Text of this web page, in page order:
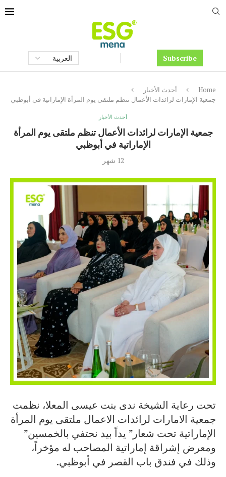
Subscribe
Home
أحدث الأخبار
جمعية الإمارات لرائدات الأعمال تنظم ملتقى يوم المرأة الإماراتية في أبوظبي
أحدث الأخبار
جمعية الإمارات لرائدات الأعمال تنظم ملتقى يوم المرأة
الإماراتية في أبوظبي
12 شهر
تحت رعاية الشيخة ندى بنت عيسى المعلا، نظمت
جمعية الامارات لرائدات الاعمال ملتقى يوم المرأة
الإماراتية تحت شعار” يداً بيد نحتفي بالخمسين”
ومعرض إشراقة إماراتية المصاحب له مؤخراً،
وذلك في فندق باب القصر في أبوظبي.